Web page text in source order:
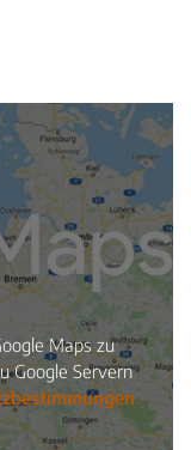
Maps zu
Google Servern